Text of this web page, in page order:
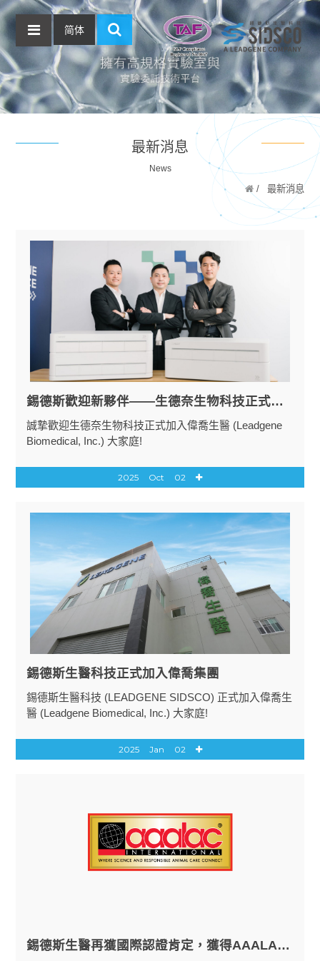
简体
最新消息
News
最新消息
錫德斯歡迎新夥伴——生德奈生物科技正式加入偉喬集團
誠摯歡迎生德奈生物科技正式加入偉喬生醫 (Leadgene
Biomedical, Inc.) 大家庭!
2025 Oct 02
錫德斯生醫科技正式加入偉喬集團
錫德斯生醫科技 (LEADGENE SIDSCO) 正式加入偉喬生
醫 (Leadgene Biomedical, Inc.) 大家庭!
2025 Jan 02
錫德斯生醫再獲國際認證肯定，獲得AAALAC FULL ACCREDITATION！！！